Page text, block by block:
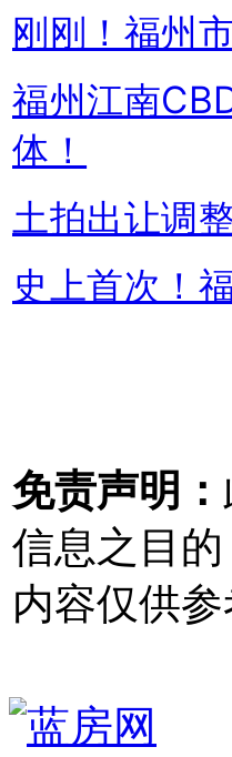
刚刚！福州
福州江南
体！
土拍出让调
史上首次！
免责声明：
信息之目
内容仅供参